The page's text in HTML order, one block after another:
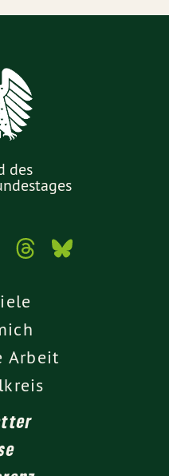
des
Arbeit